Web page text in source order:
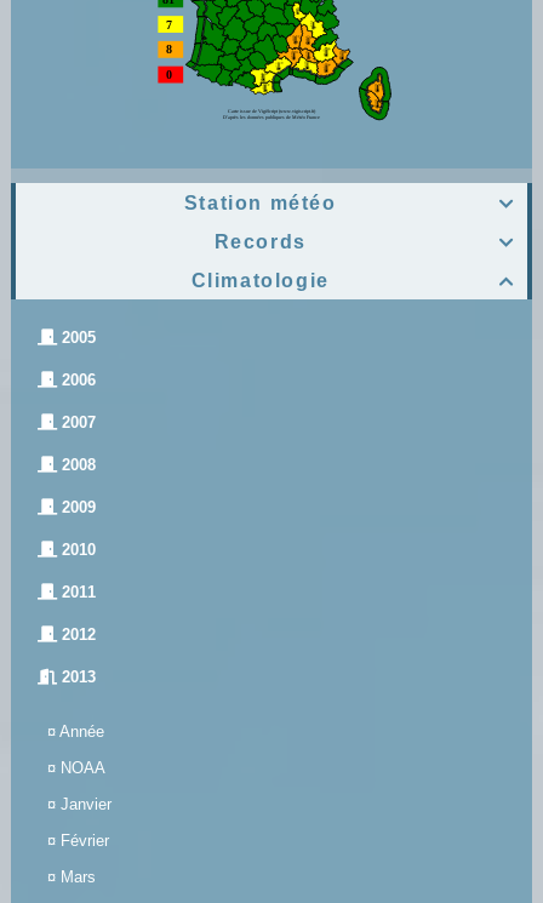

Station météo

Records

Climatologie
2005
2006
2007
2008
2009
2010
2011
2012
2013
¤ Année
¤ NOAA
¤ Janvier
¤ Février
¤ Mars